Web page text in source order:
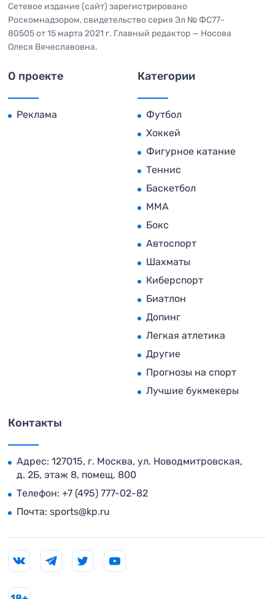
Сетевое издание (сайт) зарегистрировано
Роскомнадзором, свидетельство серия Эл № ФС77-
80505 от 15 марта 2021 г. Главный редактор — Носова
Олеся Вячеславовна.
О проекте
Реклама
Категории
Футбол
Хоккей
Фигурное катание
Теннис
Баскетбол
MMA
Бокс
Автоспорт
Шахматы
Киберспорт
Биатлон
Допинг
Легкая атлетика
Другие
Прогнозы на спорт
Лучшие букмекеры
Контакты
Адрес: 127015, г. Москва, ул. Новодмитровская,
д. 2Б, этаж 8, помещ. 800
Телефон: +7 (495) 777-02-82
Почта: sports@kp.ru